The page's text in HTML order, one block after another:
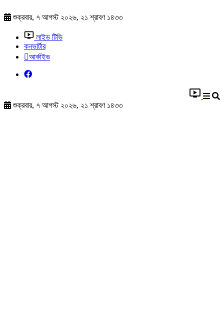
শুক্রবার, ৭ আগস্ট ২০২৬, ২১ শ্রাবণ ১৪৩৩
লাইভ টিভি
কনভার্টার
আর্কাইভ
শুক্রবার, ৭ আগস্ট ২০২৬, ২১ শ্রাবণ ১৪৩৩